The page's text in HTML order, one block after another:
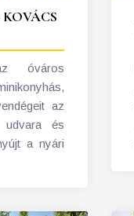
óváros
az
udvara és
a nyári